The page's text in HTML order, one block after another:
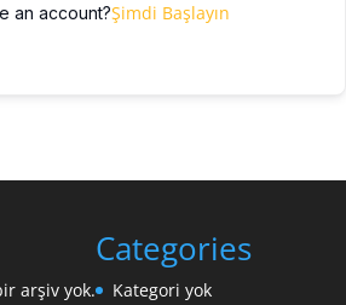
an account?Şimdi Başlayın
arşiv yok.
Categories
Kategori yok